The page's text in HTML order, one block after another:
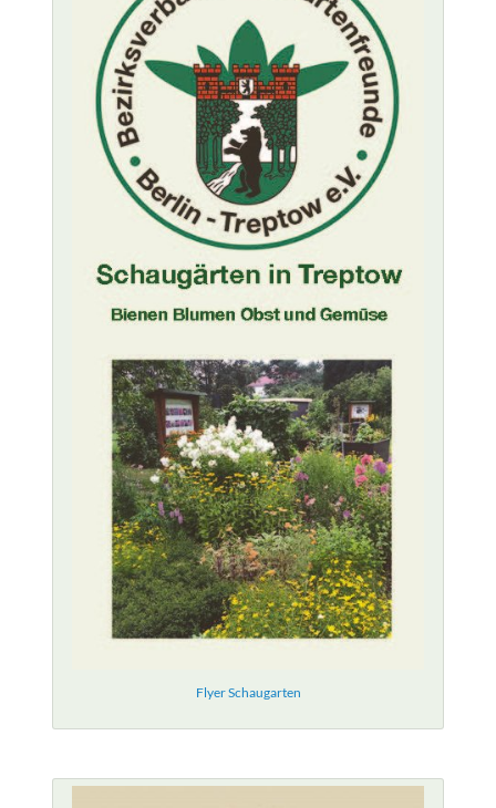
Flyer Schaugarten